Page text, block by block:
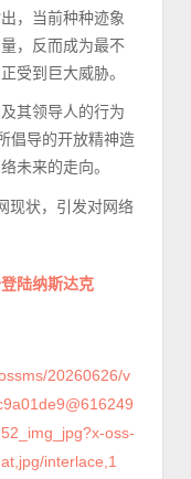
，当前种种迹象
，反而成为最不
受到巨大威胁。
其领导人的行为
倡导的开放精神造
未来的走向。
现状，引发对网络
陆纳斯达克
20260626/v
oss-
interlace,1